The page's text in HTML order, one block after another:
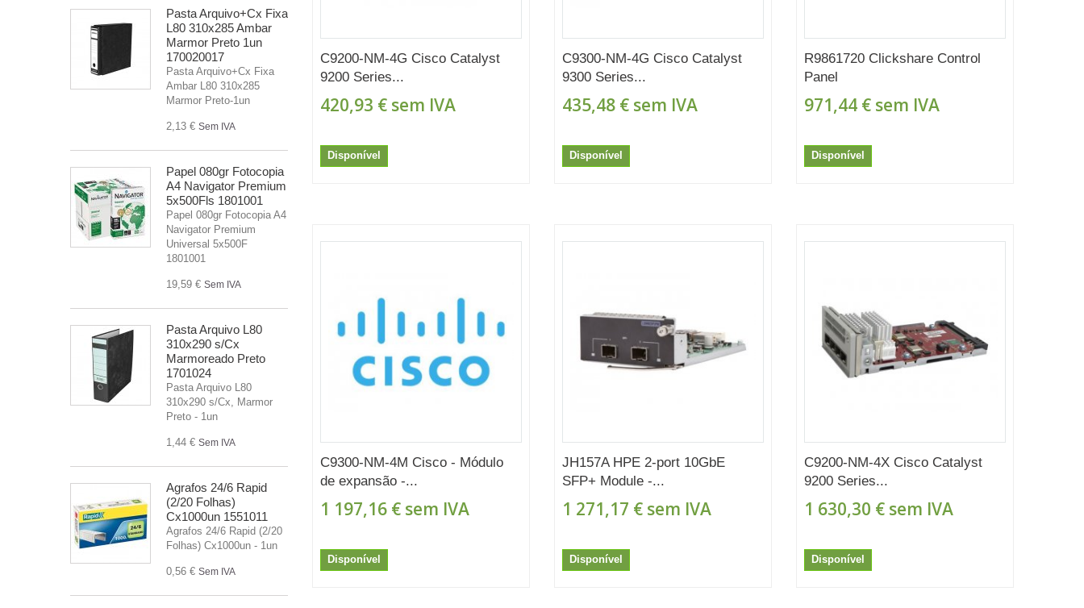
Pasta Arquivo+Cx Fixa
L80 310x285 Ambar
Marmor Preto 1un
170020017
Pasta Arquivo+Cx Fixa
Ambar L80 310x285
Marmor Preto-1un
2,13 € Sem IVA
Papel 080gr Fotocopia
A4 Navigator Premium
5x500Fls 1801001
Papel 080gr Fotocopia A4
Navigator Premium
Universal 5x500F
1801001
19,59 € Sem IVA
Pasta Arquivo L80
310x290 s/Cx
Marmoreado Preto
1701024
Pasta Arquivo L80
310x290 s/Cx, Marmor
Preto - 1un
1,44 € Sem IVA
Agrafos 24/6 Rapid
(2/20 Folhas)
Cx1000un 1551011
Agrafos 24/6 Rapid (2/20
Folhas) Cx1000un - 1un
0,56 € Sem IVA
C9200-NM-4G Cisco Catalyst
9200 Series...
420,93 € sem IVA
Disponível
C9300-NM-4G Cisco Catalyst
9300 Series...
435,48 €sem IVA
Disponível
R9861720 Clickshare Control
Panel
971,44 €sem IVA
Disponível
C9300-NM-4M Cisco - Módulo
de expansão -...
1 197,16 € sem IVA
Disponível
JH157A HPE 2-port 10GbE
SFP+ Module -...
1 271,17 €sem IVA
Disponível
C9200-NM-4X Cisco Catalyst
9200 Series...
1 630,30 €sem IVA
Disponível